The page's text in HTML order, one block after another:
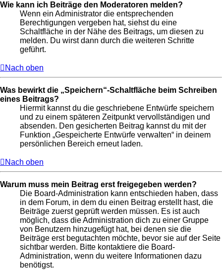
Wie kann ich Beiträge den Moderatoren melden?
Wenn ein Administrator die entsprechenden
Berechtigungen vergeben hat, siehst du eine
Schaltfläche in der Nähe des Beitrags, um diesen zu
melden. Du wirst dann durch die weiteren Schritte
geführt.
Nach oben
Was bewirkt die „Speichern“-Schaltfläche beim Schreiben
eines Beitrags?
Hiermit kannst du die geschriebene Entwürfe speichern
und zu einem späteren Zeitpunkt vervollständigen und
absenden. Den gesicherten Beitrag kannst du mit der
Funktion „Gespeicherte Entwürfe verwalten“ in deinem
persönlichen Bereich erneut laden.
Nach oben
Warum muss mein Beitrag erst freigegeben werden?
Die Board-Administration kann entschieden haben, dass
in dem Forum, in dem du einen Beitrag erstellt hast, die
Beiträge zuerst geprüft werden müssen. Es ist auch
möglich, dass die Administration dich zu einer Gruppe
von Benutzern hinzugefügt hat, bei denen sie die
Beiträge erst begutachten möchte, bevor sie auf der Seite
sichtbar werden. Bitte kontaktiere die Board-
Administration, wenn du weitere Informationen dazu
benötigst.